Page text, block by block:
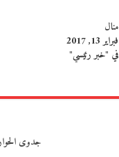
منال
فبراير 13, 2017
في "خبر رئيسي"
جدوى